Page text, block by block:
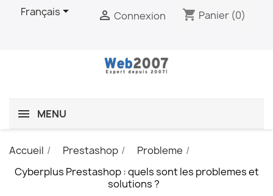
Français  Connexion shopping_cart Panier (0)
MENU
Accueil Prestashop
Probleme
Cyberplus Prestashop : quels sont les problemes et
solutions ?